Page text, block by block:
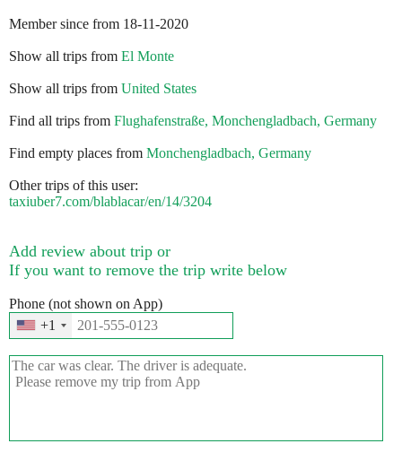
Member since from 18-11-2020
Show all trips from El Monte
Show all trips from United States
Find all trips from Flughafenstraße, Monchengladbach, Germany
Find empty places from Monchengladbach, Germany
Other trips of this user:
taxiuber7.com/blablacar/en/14/3204
Add review about trip or
If you want to remove the trip write below
Phone (not shown on App)
+1